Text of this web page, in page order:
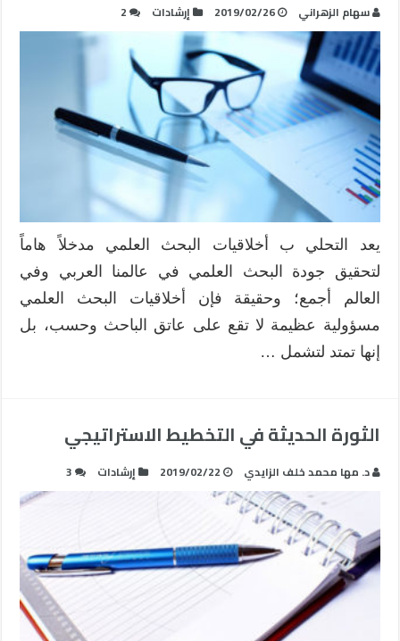
سهام الزهراني 2019/02/26 إرشادات 2
يعد التحلي ب أخلاقيات البحث العلمي مدخلاً هاماً
لتحقيق جودة البحث العلمي في عالمنا العربي وفي
العالم أجمع؛ وحقيقة فإن أخلاقيات البحث العلمي
مسؤولية عظيمة لا تقع على عاتق الباحث وحسب، ‏بل
إنها تمتد لتشمل …
الثورة الحديثة في التخطيط الاستراتيجي
د. مها محمد خلف الزايدي 2019/02/22 إرشادات 3